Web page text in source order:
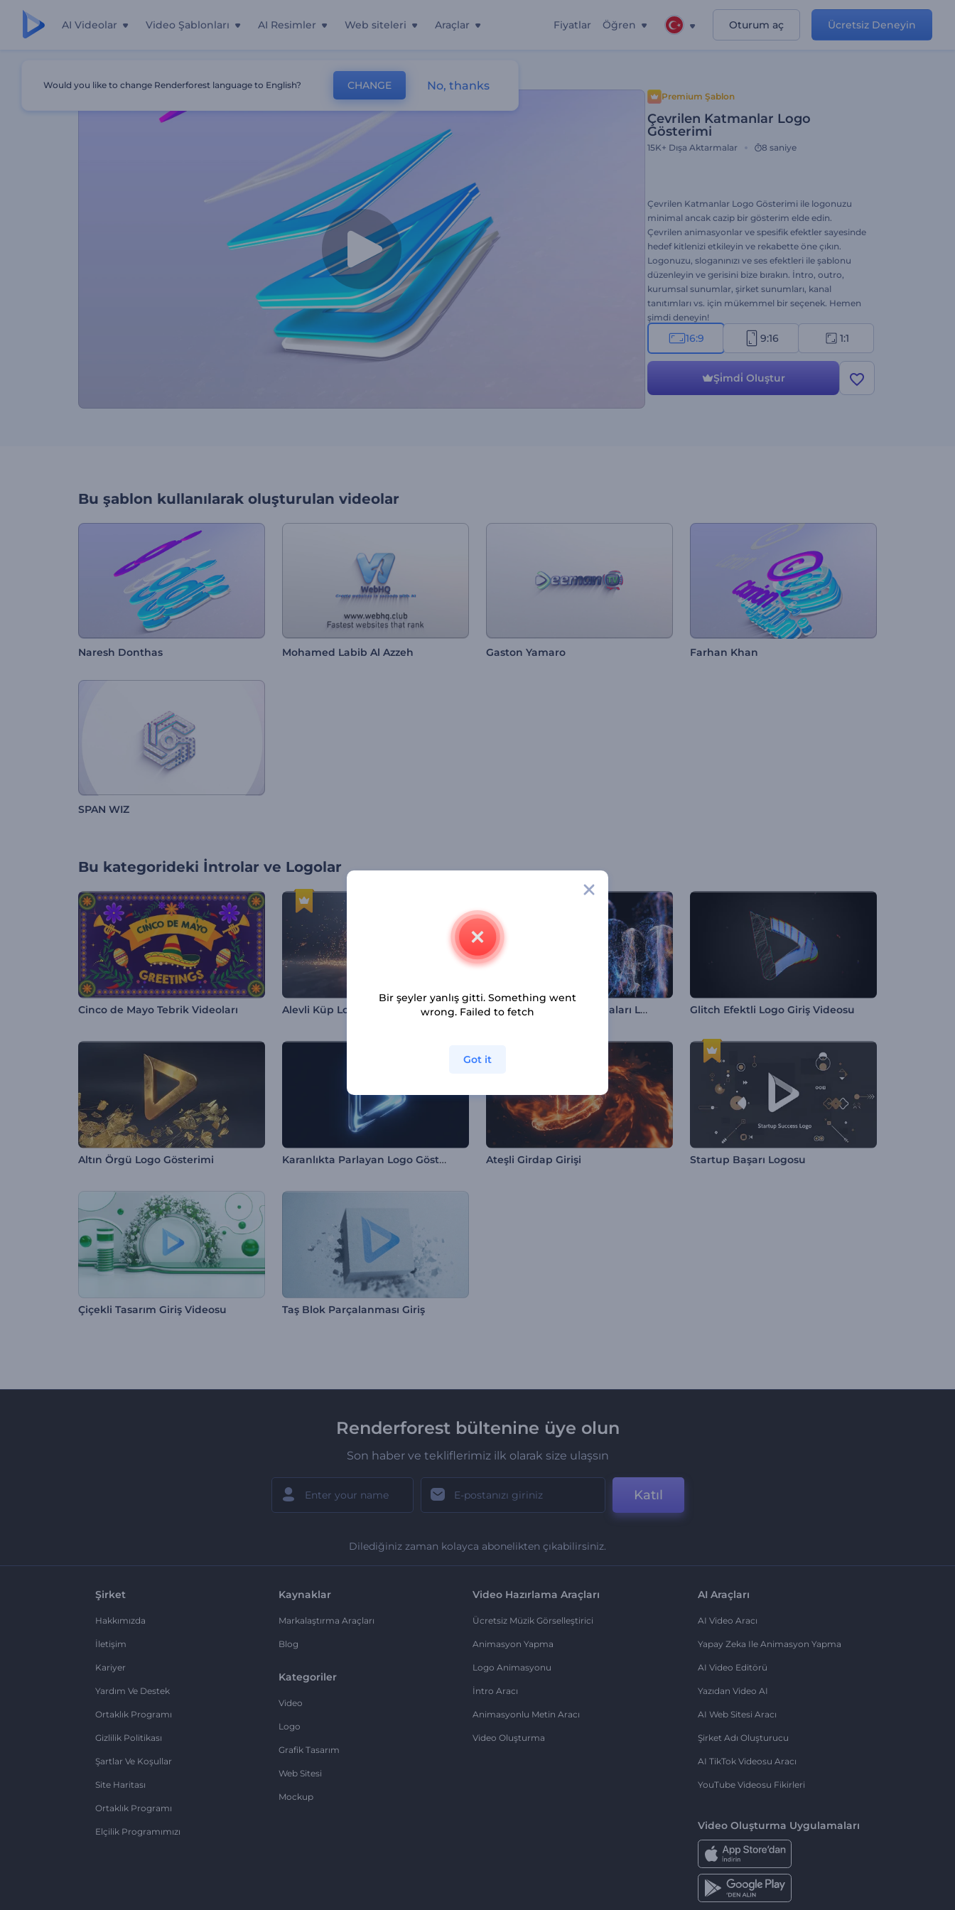
AI Videolar Video Şablonları AI Resimler Web siteleri Araçlar Fiyatlar Öğren Oturum aç Ücretsiz Deneyin
Premium Şablon
Çevrilen Katmanlar Logo
Gösterimi
15K+ Dışa Aktarmalar 8 saniye
Çevrilen Katmanlar Logo Gösterimi ile logonuzu
minimal ancak cazip bir gösterim elde edin.
Çevrilen animasyonlar ve spesifik efektler sayesinde
hedef kitlenizi etkileyin ve rekabette öne çıkın.
Logonuzu, sloganınızı ve ses efektleri ile şablonu
düzenleyin ve gerisini bize bırakın. İntro, outro,
kurumsal sunumlar, şirket sunumları, kanal
tanıtımları vs. için mükemmel bir seçenek. Hemen
şimdi deneyin!
16:9 9:16 1:1
Şi̇mdi̇ Oluştur
Bu şablon kullanılarak oluşturulan videolar
Naresh Donthas Mohamed Labib Al Azzeh Gaston Yamaro Farhan Khan
SPAN WIZ
Bu kategorideki İntrolar ve Logolar
Cinco de Mayo Tebrik Videoları Alevli Küp Logo Yükselen Parçacık Dalgaları Logo Glitch Efektli Logo Giriş Videosu
Altın Örgü Logo Gösterimi Karanlıkta Parlayan Logo Gösterimi Ateşli Girdap Girişi Startup Başarı Logosu
Çiçekli Tasarım Giriş Videosu Taş Blok Parçalanması Giriş
Renderforest bültenine üye olun
Son haber ve tekliflerimiz ilk olarak size ulaşsın
Katıl
Dilediğiniz zaman kolayca abonelikten çıkabilirsiniz.
Şirket
Hakkımızda
İletişim
Kariyer
Yardım Ve Destek
Ortaklık Programı
Gizlilik Politikası
Şartlar Ve Koşullar
Site Haritası
Ortaklık Programı
Elçilik Programımızı
Kaynaklar
Markalaştırma Araçları
Blog
Kategoriler
Video
Logo
Grafik Tasarım
Web Sitesi
Mockup
Video Hazırlama Araçları
Ücretsiz Müzik Görselleştirici
Animasyon Yapma
Logo Animasyonu
İntro Aracı
Animasyonlu Metin Aracı
Video Oluşturma
AI Araçları
AI Video Aracı
Yapay Zeka Ile Animasyon Yapma
AI Video Editörü
Yazıdan Video AI
AI Web Sitesi Aracı
Şirket Adı Oluşturucu
AI TikTok Videosu Aracı
YouTube Videosu Fikirleri
Video Oluşturma Uygulamaları
Would you like to change Renderforest language to English? CHANGE No, thanks
Bir şeyler yanlış gitti. Something went
wrong. Failed to fetch
Got it